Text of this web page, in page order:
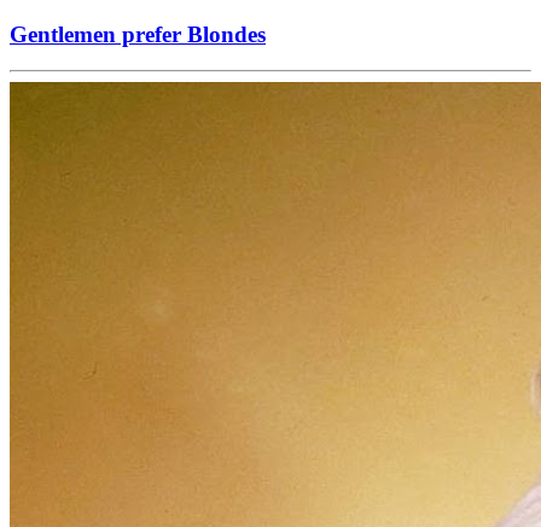
Gentlemen prefer Blondes